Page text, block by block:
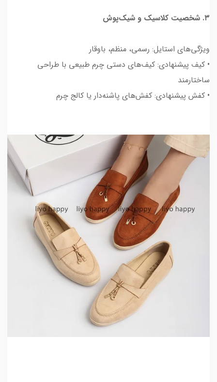
۳. شخصیت کلاسیک و شیک‌پوش
ویژگی‌های استایل: رسمی، منظم، باوقار
• کیف پیشنهادی: کیف‌های دستی چرم طبیعی با طراحی
ساختارمند
• کفش پیشنهادی: کفش‌های پاشنه‌دار یا کالج چرم